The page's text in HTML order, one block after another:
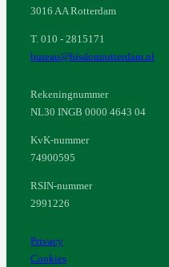
3016 AA Rotterdam
T. 010 - 2815171
bureau@bisdomrotterdam.nl
Rekeningnummer
NL30 INGB 0000 4643 04
KvK-nummer
74900595
RSIN-nummer
2991226
Privacy
Cookies